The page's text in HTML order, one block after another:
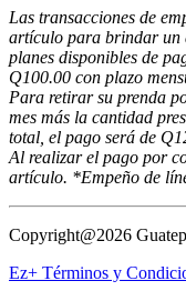
Las transacciones de
artículo para brindar un
planes disponibles de
Q100.00 con plazo
Para retirar su prenda
mes más la cantidad
total, el pago será de
Al realizar el pago por
artículo. *Empeño de
Copyright@2026
Ez+ Términos y